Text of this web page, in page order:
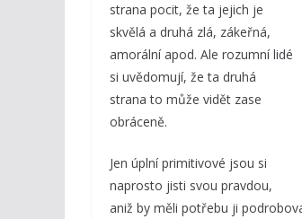
strana pocit, že ta jejich je
skvělá a druhá zlá, zákeřná,
amorální apod. Ale rozumní lidé
si uvědomují, že ta druhá
strana to může vidět zase
obráceně.
Jen úplní primitivové jsou si
naprosto jisti svou pravdou,
aniž by měli potřebu ji